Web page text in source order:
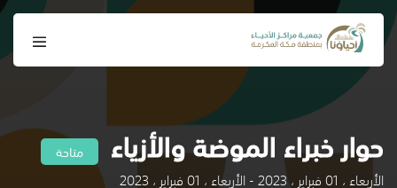
حوار خبراء الموضة والأزياء متاحة
الأربعاء ، 01 فبراير ، 2023 - الأربعاء ، 01 فبراير ، 2023